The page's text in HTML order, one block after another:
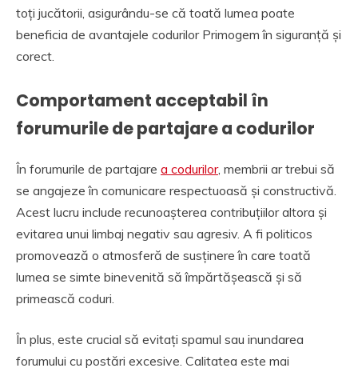
toți jucătorii, asigurându-se că toată lumea poate
beneficia de avantajele codurilor Primogem în siguranță și
corect.
Comportament acceptabil în
forumurile de partajare a codurilor
În forumurile de partajare a codurilor, membrii ar trebui să
se angajeze în comunicare respectuoasă și constructivă.
Acest lucru include recunoașterea contribuțiilor altora și
evitarea unui limbaj negativ sau agresiv. A fi politicos
promovează o atmosferă de susținere în care toată
lumea se simte binevenită să împărtășească și să
primească coduri.
În plus, este crucial să evitați spamul sau inundarea
forumului cu postări excesive. Calitatea este mai